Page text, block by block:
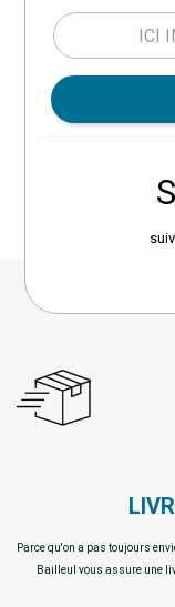
panneaux de
28 kg/m3. Tissu
Marque : Le
Parce qu'on a pas toujours
Bailleul vous assure une